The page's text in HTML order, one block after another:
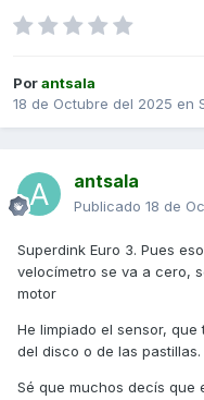
Porantsala
18 de Octubre del 2025 en
antsala
Publicado 18 de
Superdink Euro 3. Pues
velocímetro se va a cero,
motor
He limpiado el sensor,
del disco o de las pastillas.
Sé que muchos decís